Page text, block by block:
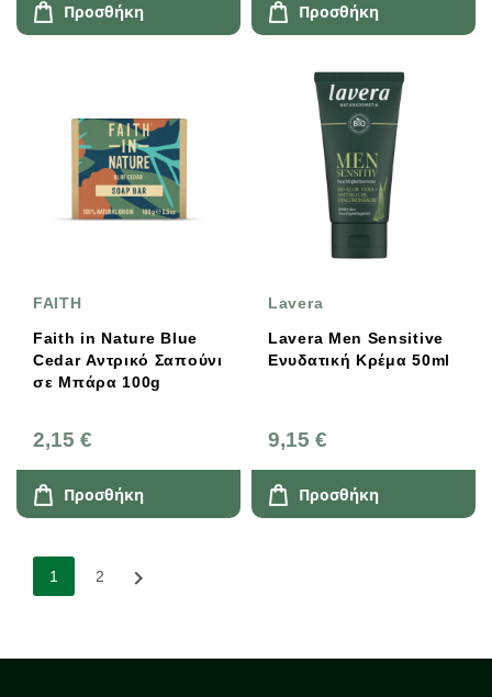
Προσθήκη Προσθήκη
FAITH
Faith in Nature Blue
Cedar Αντρικό Σαπούνι
σε Μπάρα 100g
2,15 €
Προσθήκη
Lavera
Lavera Men Sensitive
Ενυδατική Κρέμα 50ml
9,15 €
Προσθήκη
1 2 